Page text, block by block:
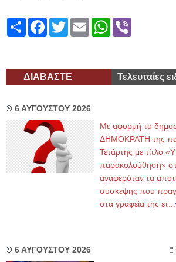
ShareFacebook
TwitterEmailWhatsApp
ΔΙΑΒΑΣΤΕ Τελευταίες
6 ΑΥΓΟΥΣΤΟΥ 2026
Με αφορμή το
ΔΗΜΟΚΡΑΤΗ της
Τετάρτης με τίτλο
παρακολούθηση»
αναφερόταν τα
σύσκεψης που
στα γραφεία της ετ...
6 ΑΥΓΟΥΣΤΟΥ 2026